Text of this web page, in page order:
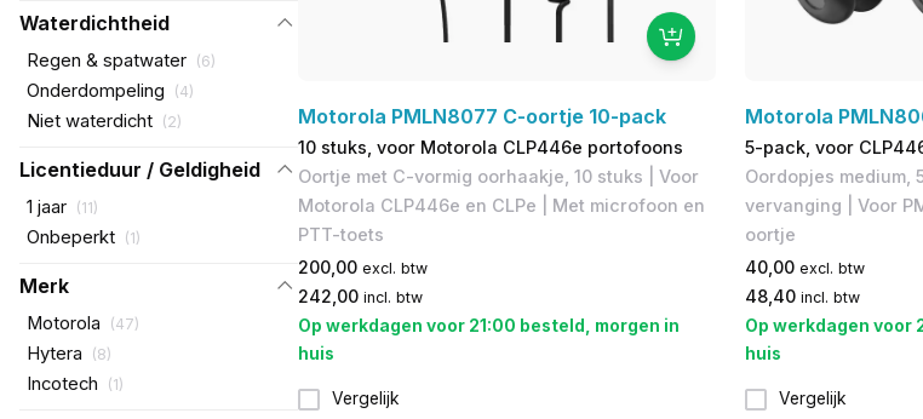
Waterdichtheid
Regen & spatwater (6)
Onderdompeling (4)
Niet waterdicht (2)
Licentieduur / Geldigheid
1 jaar (11)
Onbeperkt (1)
Merk
Motorola (47)
Hytera (8)
Incotech (1)
Motorola PMLN8077 C-oortje 10-pack
10 stuks, voor Motorola CLP446e portofoons
Oortje met C-vormig oorhaakje, 10 stuks | Voor
Motorola CLP446e en CLPe | Met microfoon en
PTT-toets
200,00 excl. btw
242,00 incl. btw
Op werkdagen voor 21:00 besteld, morgen in
huis
Vergelijk
Motorola
5-pack, voor
Oordopjes medium,
vervanging | ​Voor
oortje
40,00 excl. btw
48,40 incl. btw
Op werkdagen voor
huis
Vergelijk